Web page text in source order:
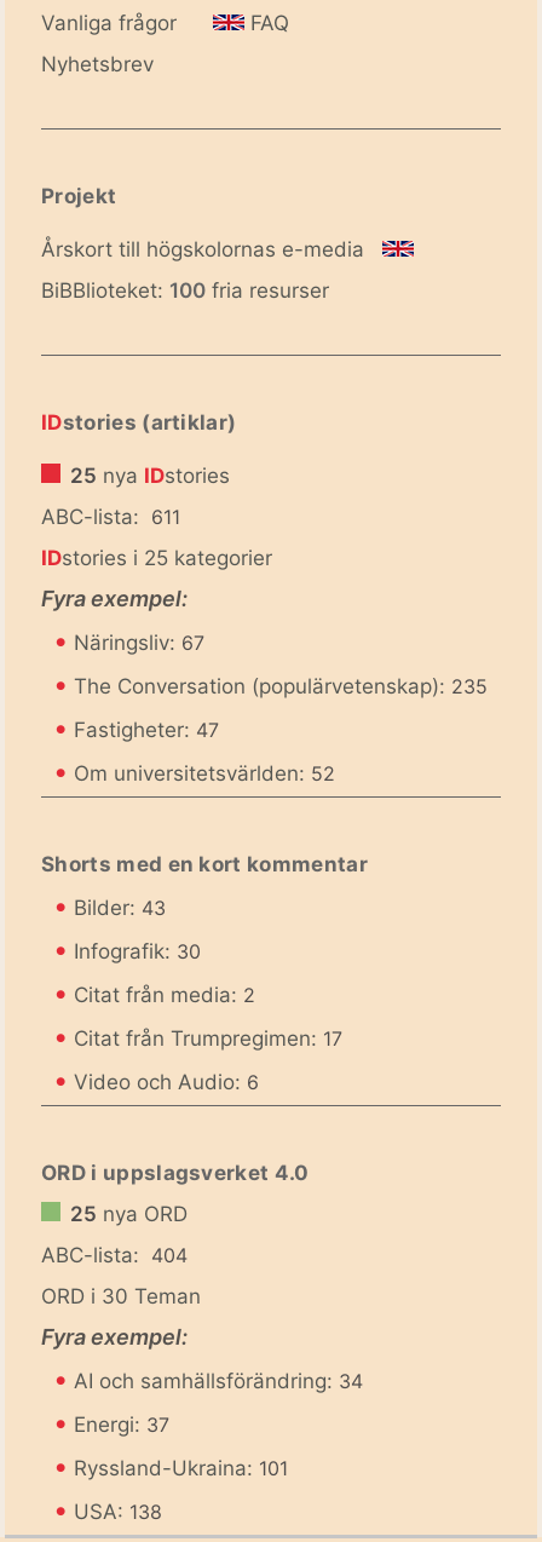
Vanliga frågor
FAQ
Nyhetsbrev
Projekt
Årskort till högskolornas e-media
BiBBlioteket: 100 fria resurser
IDstories (artiklar)
25 nya IDstories
ABC-lista: 611
IDstories i 25 kategorier
Fyra exempel:
• Näringsliv: 67
• The Conversation (populärvetenskap): 235
• Fastigheter: 47
• Om universitetsvärlden: 52
Shorts med en kort kommentar
• Bilder: 43
• Infografik: 30
• Citat från media: 2
• Citat från Trumpregimen: 17
• Video och Audio: 6
ORD i uppslagsverket 4.0
25 nya ORD
ABC-lista: 404
ORD i 30 Teman
Fyra exempel:
• AI och samhällsförändring: 34
• Energi: 37
• Ryssland-Ukraina: 101
• USA: 138